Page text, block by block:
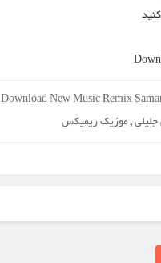
Download New Music Remix
جلیلی ,موزیک ریمیکس